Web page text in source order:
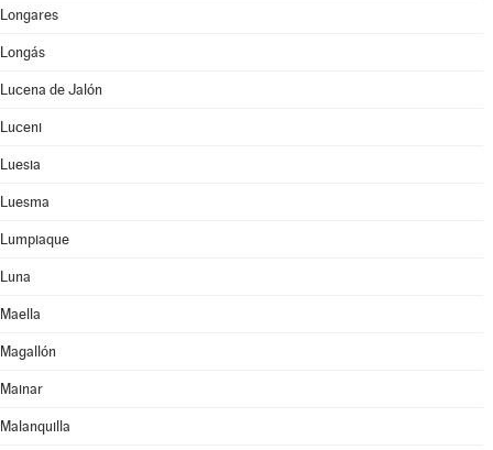
Longares
Longás
Lucena de Jalón
Luceni
Luesia
Luesma
Lumpiaque
Luna
Maella
Magallón
Mainar
Malanquilla